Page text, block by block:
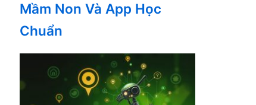
Mầm Non Và App Học
Chuẩn